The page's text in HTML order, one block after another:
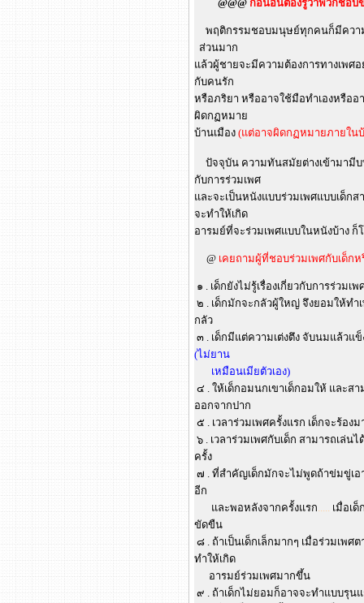
@@@ ก่อนอื่นต้องรู้ว่าพวกชอบ
พฤติกรรมชอบมนุษย์ทุกคนก็มีควา
ส่วนมาก
แล้วผู้ชายจะมีความต้องการทางเพศ
กับคนรัก
หรือภริยา หรืออาจใช้มือทำเองหรือ
ผิดกฏหมาย
บ้านเมือง (แต่อาจผิดกฏหมายภายใน
ปัจจุบัน ความทันสมัยต่างเข้ามามี
กับการร่วมเพศ
และจะเป็นหนังแบบร่วมเพศแบบเด็ก
จะทำให้เกิด
อารมย์ที่จะร่วมเพศแบบในหนังบ้าง
@ เคยถามผู้ที่ชอบร่วมเพศกับเด็ก
๑ . เด็กยังไม่รู้เรื่องเกี่ยวกับการร่วมเ
๒ . เด็กมักจะกลัวผู้ใหญ่ จึงยอมให้ทำ
กลัว
๓ . เด็กมีแต่ความเต่งตึง จับนมแล้วแ
(ไม่ยาน
เหมือนเมียตัวเอง)
๔ . ให้เด็กอมนกเขาเด็กอมให้ และส
ออกจากปาก
๕ . เวลาร่วมเพศครั้งแรก เด็กจะร้อ
๖ . เวลาร่วมเพศกับเด็ก สามารถเล่น
ครั้ง
๗ . ที่สำคัญเด็กมักจะไม่พูดถ้าข่มขู่เอ
อีก
และพอหลังจากครั้งแรก..... เมื่อเ
ขัดขืน
๘ . ถ้าเป็นเด็กเล็กมากๆ เมื่อร่วมเพ
ทำให้เกิด
อารมย์ร่วมเพศมากขึ้น
๙ . ถ้าเด็กไม่ยอมก็อาจจะทำแบบรุนแ